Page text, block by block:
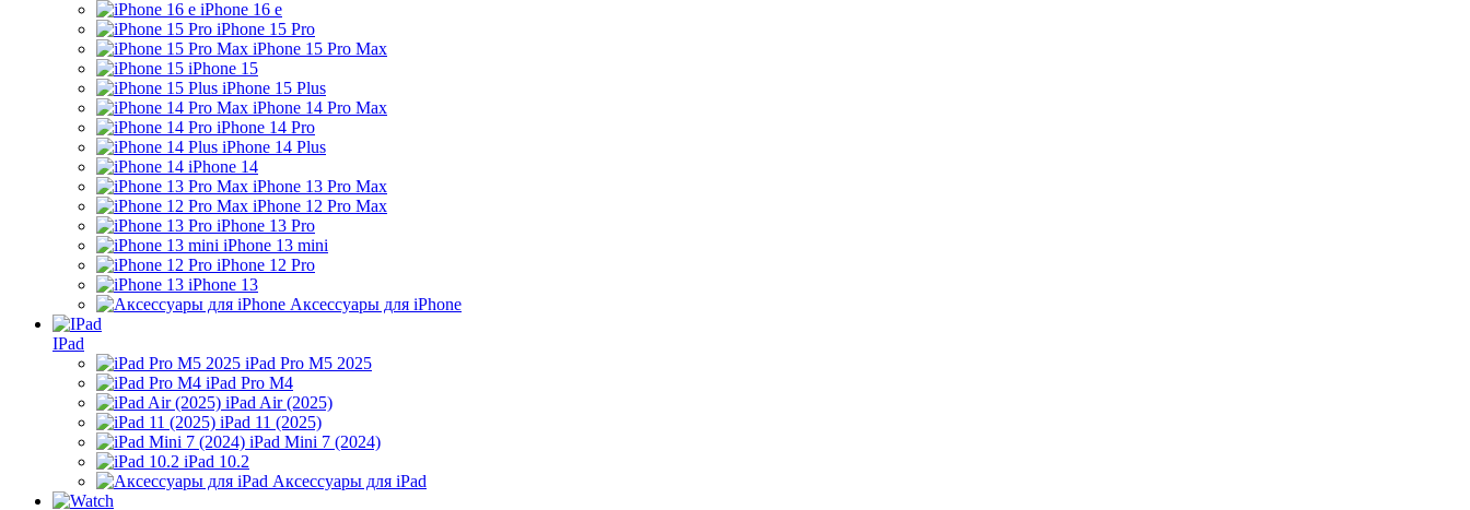
iPhone 16 e
iPhone 15 Pro
iPhone 15 Pro Max
iPhone 15
iPhone 15 Plus
iPhone 14 Pro Max
iPhone 14 Pro
iPhone 14 Plus
iPhone 14
iPhone 13 Pro Max
iPhone 12 Pro Max
iPhone 13 Pro
iPhone 13 mini
iPhone 12 Pro
iPhone 13
Аксессуары для iPhone
IPad
iPad Pro M5 2025
iPad Pro M4
iPad Air (2025)
iPad 11 (2025)
iPad Mini 7 (2024)
iPad 10.2
Аксессуары для iPad